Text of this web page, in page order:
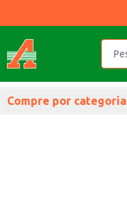
Compre por categoria